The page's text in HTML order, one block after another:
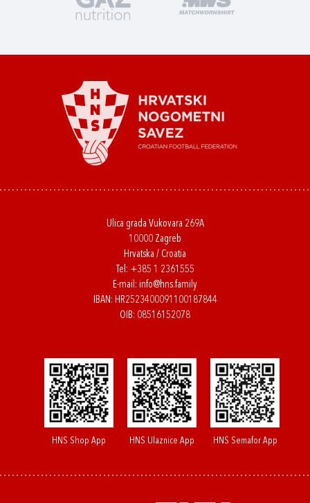
Ulica grada Vukovara 269A
10000 Zagreb
Hrvatska / Croatia
Tel: +385 1 2361555
E-mail: info@hns.family
IBAN: HR2523400091100187844
OIB: 08516152078
HNS Shop App HNS Ulaznice App HNS Semafor App